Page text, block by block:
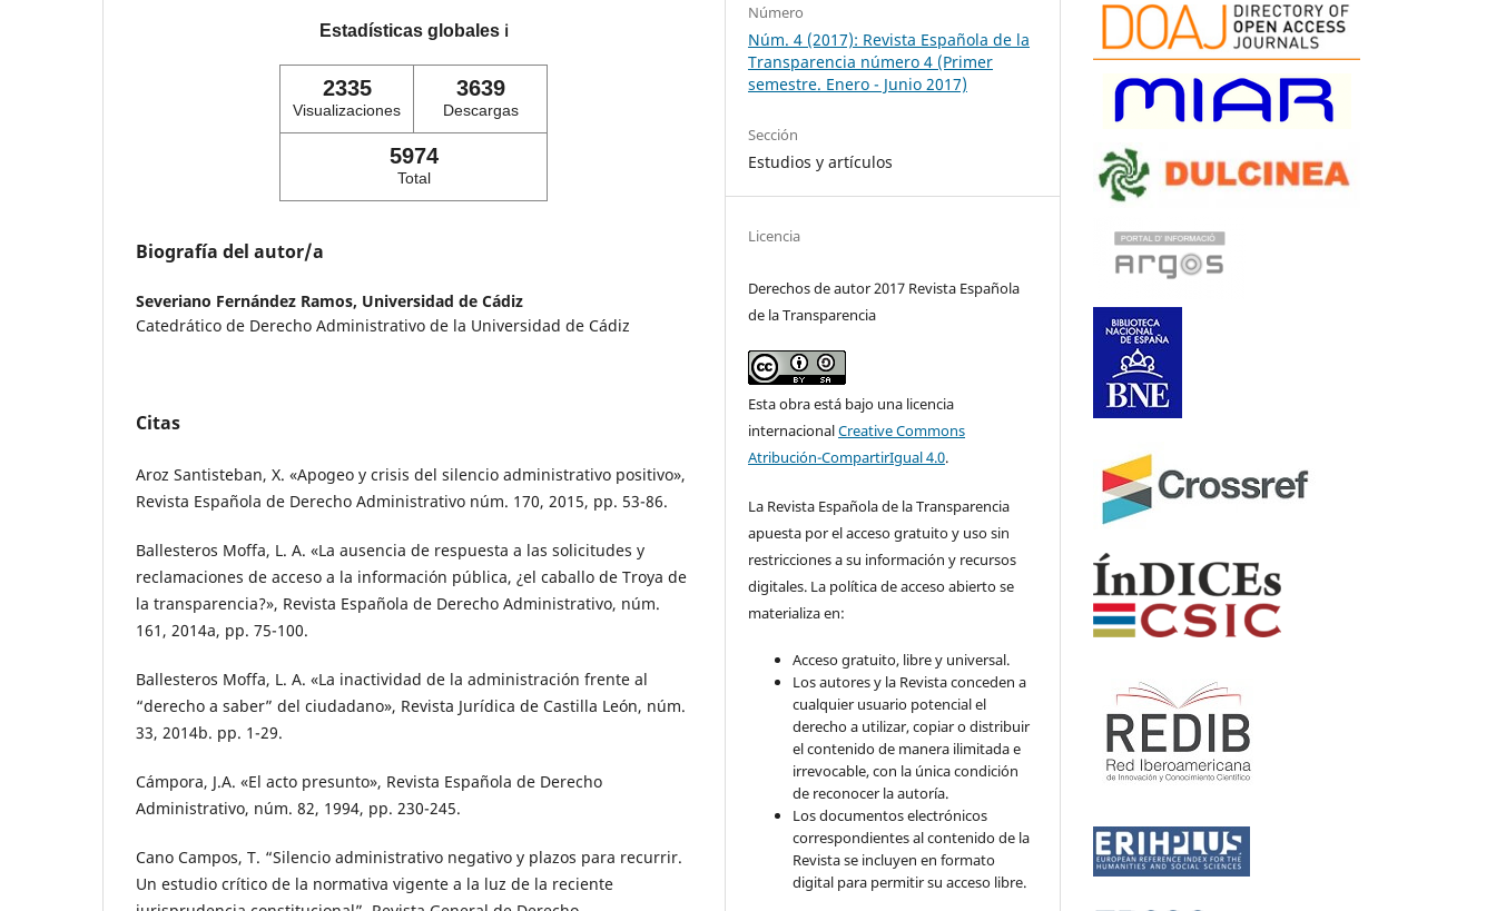
Estadísticas globales ℹ️
2335
Visualizaciones
3639
Descargas
5974
Total
Biografía del autor/a
Severiano Fernández Ramos, Universidad de Cádiz
Catedrático de Derecho Administrativo de la Universidad de Cádiz
Citas
Aroz Santisteban, X. «Apogeo y crisis del silencio administrativo positivo»,
Revista Española de Derecho Administrativo núm. 170, 2015, pp. 53-86.
Ballesteros Moffa, L. A. «La ausencia de respuesta a las solicitudes y
reclamaciones de acceso a la información pública, ¿el caballo de Troya de
la transparencia?», Revista Española de Derecho Administrativo, núm.
161, 2014a, pp. 75-100.
Ballesteros Moffa, L. A. «La inactividad de la administración frente al
“derecho a saber” del ciudadano», Revista Jurídica de Castilla León, núm.
33, 2014b. pp. 1-29.
Cámpora, J.A. «El acto presunto», Revista Española de Derecho
Administrativo, núm. 82, 1994, pp. 230-245.
Cano Campos, T. “Silencio administrativo negativo y plazos para recurrir.
Un estudio crítico de la normativa vigente a la luz de la reciente
Número
Núm. 4 (2017): Revista Española de la
Transparencia número 4 (Primer
semestre. Enero - Junio 2017)
Sección
Estudios y artículos
Licencia
Derechos de autor 2017 Revista Española
de la Transparencia
Esta obra está bajo una licencia
internacionalCreative Commons
Atribución-CompartirIgual 4.0.
La Revista Española de la Transparencia
apuesta por el acceso gratuito y uso sin
restricciones a su información y recursos
digitales. La política de acceso abierto se
materializa en:
Acceso gratuito, libre y universal.
Los autores y la Revista conceden a
cualquier usuario potencial el
derecho a utilizar, copiar o distribuir
el contenido de manera ilimitada e
irrevocable, con la única condición
de reconocer la autoría.
Los documentos electrónicos
correspondientes al contenido de la
Revista se incluyen en formato
digital para permitir su acceso libre.